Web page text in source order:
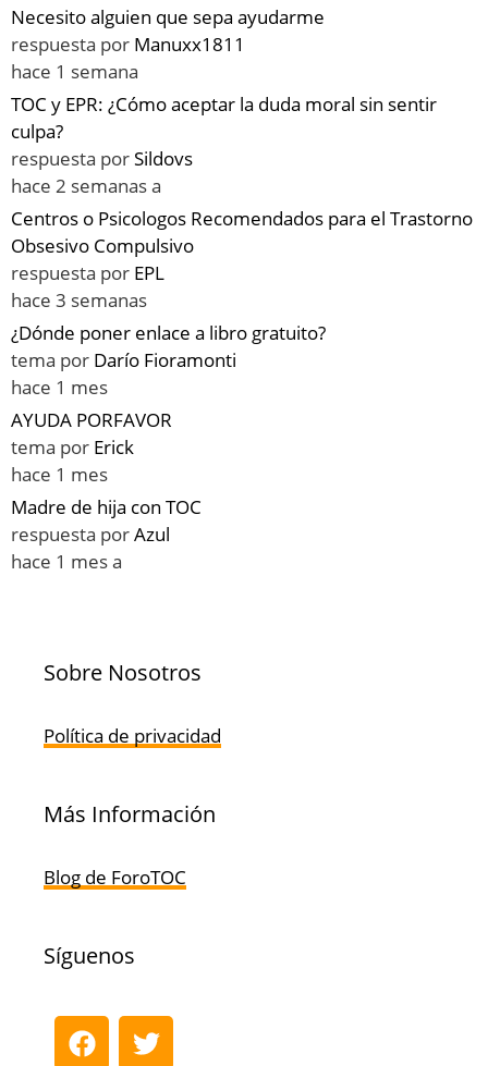
Necesito alguien que sepa ayudarme
respuesta por Manuxx1811
hace 1 semana
TOC y EPR: ¿Cómo aceptar la duda moral sin sentir
culpa?
respuesta porSildovs
hace 2 semanas a
Centros o Psicologos Recomendados para el Trastorno
Obsesivo Compulsivo
respuesta por EPL
hace 3 semanas
¿Dónde poner enlace a libro gratuito?
tema por Darío Fioramonti
hace 1 mes
AYUDA PORFAVOR
tema por Erick
hace 1 mes
Madre de hija con TOC
respuesta porAzul
hace 1 mes a
Sobre Nosotros
Política de privacidad
Más Información
Blog de ForoTOC
Síguenos